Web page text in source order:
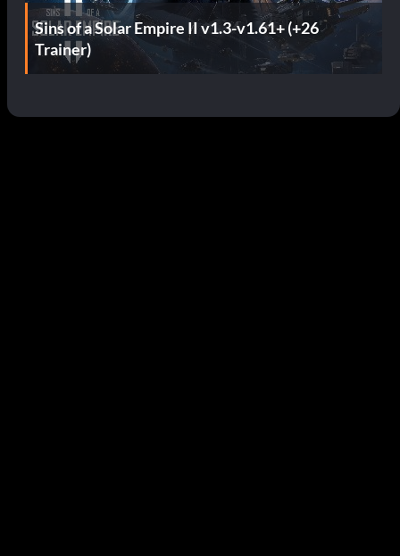
Sins of a Solar Empire II v1.3-v1.61+ (+26
Trainer)